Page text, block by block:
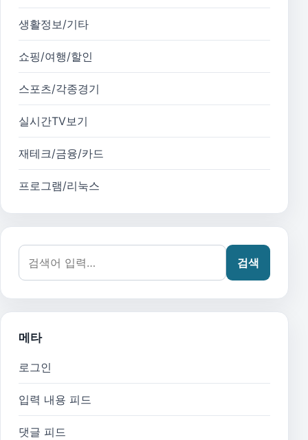
생활정보/기타
쇼핑/여행/할인
스포츠/각종경기
실시간TV보기
재테크/금융/카드
프로그램/리눅스
검색어:
검색
메타
로그인
입력 내용 피드
댓글 피드